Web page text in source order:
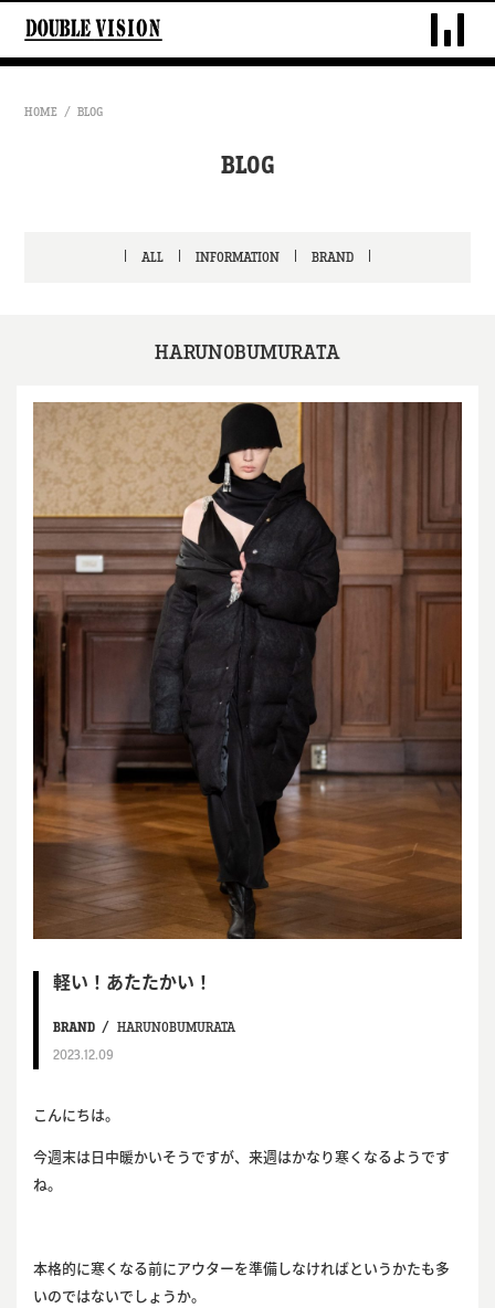
DOUBLE
HOME BLOG
BLOG
ALL INFORMATION BRAND
HARUNOBUMURATA
軽い！あたたかい！
BRAND
HARUNOBUMURATA
2023.12.09
こんにちは。
今週末は日中暖かいそうですが、来週はかなり寒くなるようです
ね。
本格的に寒くなる前にアウターを準備しなければというかたも多
いのではないでしょうか。